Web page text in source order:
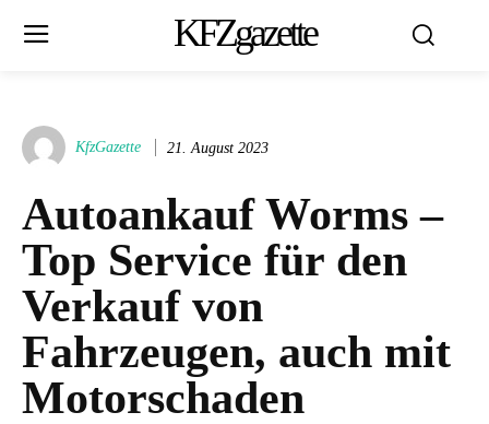
KFZgazette
KfzGazette 21. August 2023
Autoankauf Worms –
Top Service für den
Verkauf von
Fahrzeugen, auch mit
Motorschaden